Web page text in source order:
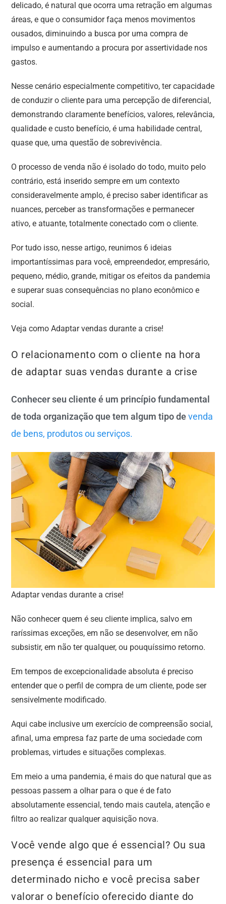
delicado, é natural que ocorra uma retração em algumas
áreas, e que o consumidor faça menos movimentos
ousados, diminuindo a busca por uma compra de
impulso e aumentando a procura por assertividade nos
gastos.
Nesse cenário especialmente competitivo, ter capacidade
de conduzir o cliente para uma percepção de diferencial,
demonstrando claramente benefícios, valores, relevância,
qualidade e custo benefício, é uma habilidade central,
quase que, uma questão de sobrevivência.
O processo de venda não é isolado do todo, muito pelo
contrário, está inserido sempre em um contexto
consideravelmente amplo, é preciso saber identificar as
nuances, perceber as transformações e permanecer
ativo, e atuante, totalmente conectado com o cliente.
Por tudo isso, nesse artigo, reunimos 6 ideias
importantíssimas para você, empreendedor, empresário,
pequeno, médio, grande, mitigar os efeitos da pandemia
e superar suas consequências no plano econômico e
social.
Veja como Adaptar vendas durante a crise!
O relacionamento com o cliente na hora
de adaptar suas vendas durante a crise
Conhecer seu cliente é um princípio fundamental
de toda organização que tem algum tipo devenda
de bens, produtos ou serviços.
Adaptar vendas durante a crise!
Não conhecer quem é seu cliente implica, salvo em
raríssimas exceções, em não se desenvolver, em não
subsistir, em não ter qualquer, ou pouquíssimo retorno.
Em tempos de excepcionalidade absoluta é preciso
entender que o perfil de compra de um cliente, pode ser
sensivelmente modificado.
Aqui cabe inclusive um exercício de compreensão social,
afinal, uma empresa faz parte de uma sociedade com
problemas, virtudes e situações complexas.
Em meio a uma pandemia, é mais do que natural que as
pessoas passem a olhar para o que é de fato
absolutamente essencial, tendo mais cautela, atenção e
filtro ao realizar qualquer aquisição nova.
Você vende algo que é essencial? Ou sua
presença é essencial para um
determinado nicho e você precisa saber
valorar o benefício oferecido diante do